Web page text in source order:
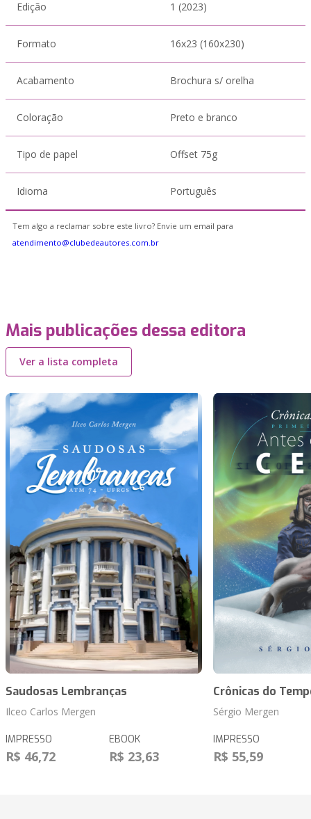
Edição 1 (2023)
Formato 16x23 (160x230)
Acabamento Brochura s/ orelha
Coloração Preto e branco
Tipo de papel Offset 75g
Idioma Português
Tem algo a reclamar sobre este livro? Envie um email para
atendimento@clubedeautores.com.br
Mais publicações dessa editora
Ver a lista completa
Saudosas Lembranças
Ilceo Carlos Mergen
IMPRESSO
R$ 46,72
EBOOK
R$ 23,63
Crônicas do
Sérgio Mergen
IMPRESSO
R$ 55,59